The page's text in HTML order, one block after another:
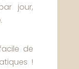
jour,
de
!